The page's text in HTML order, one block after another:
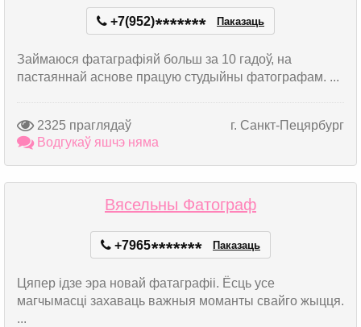
+7(952)******* Паказаць
Займаюся фатаграфіяй больш за 10 гадоў, на
пастаяннай аснове працую студыйны фатографам. ...
2325 праглядаў
г. Санкт-Пецярбург
Водгукаў яшчэ няма
Вясельны Фатограф
+7965******* Паказаць
Цяпер ідзе эра новай фатаграфіі. Ёсць усе
магчымасці захаваць важныя моманты свайго жыцця.
...